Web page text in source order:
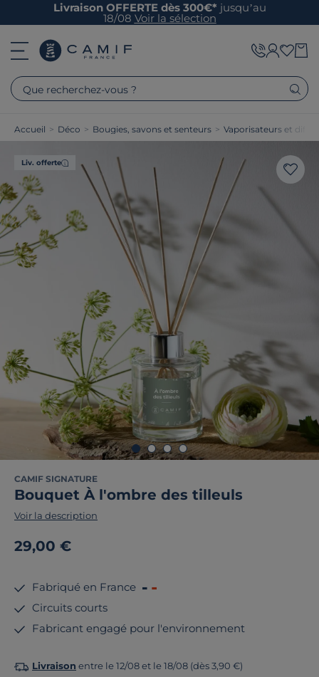
Livraison OFFERTE dès 300€* jusqu’au
18/08 Voir la sélection
Que recherchez-vous ?
Accueil > Déco > Bougies, savons et senteurs > Vaporisateurs et
Liv. offerte
CAMIF SIGNATURE
Bouquet À l'ombre des tilleuls
Voir la description
29,00 €
Fabriqué en France
Circuits courts
Fabricant engagé pour l'environnement
Livraison entre le 12/08 et le 18/08 (dès 3,90 €)